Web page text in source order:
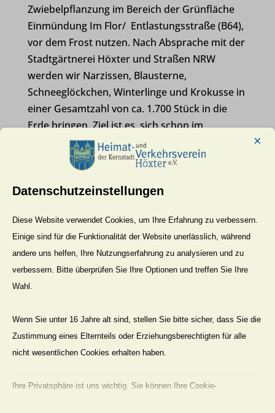
Zwiebelpflanzung im Bereich der Grünfläche
Einmündung Im Flor/ Entlastungsstraße (B64),
vor dem Frost nutzen. Nach Absprache mit der
Stadtgärtnerei Höxter und Straßen NRW
werden wir Narzissen, Blausterne,
Schneeglöckchen, Winterlinge und Krokusse in
einer Gesamtzahl von ca. 1.700Stück in die
Erde bringen. Ziel ist es, sich schon im
nächsten Jahr an diesen Frühlingsboten
erfreuen.
Um eine kurze Rückmeldung bei Teilnahme
wird gebeten. Soweit vorhanden bitte
und Handschaufeln mitbringen.
In der Hoffnung auf gutes Pflanzwetter und
rege Teilnahme, verbleibe ich, auch im Namen
des Vorstandes
Norbert Drews
Datenschutzeinstellungen
×
Diese Website verwendet Cookies, um Ihre Erfahrung zu verbessern.
Einige sind für die Funktionalität der Website unerlässlich, während
andere uns helfen, Ihre Nutzungserfahrung zu analysieren und zu
verbessern. Bitte überprüfen Sie Ihre Optionen und treffen Sie Ihre
Wahl.
Wenn Sie unter 16 Jahre alt sind, stellen Sie bitte sicher, dass Sie die
Zustimmung eines Elternteils oder Erziehungsberechtigten für alle
nicht wesentlichen Cookies erhalten haben.
Ihre Privatsphäre ist uns wichtig. Sie können Ihre Cookie-